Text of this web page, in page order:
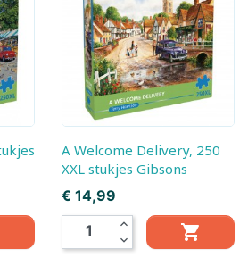
A Welcome Delivery, 250
XXL stukjes Gibsons
Prijs
€ 14,99
expand_less
expand_more
